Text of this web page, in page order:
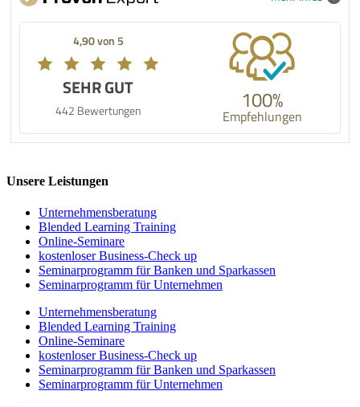
4,90 von 5
SEHR GUT
442 Bewertungen 100%
Empfehlungen
Unsere Leistungen
Unternehmens­beratung
Blended Learning Training
Online-Seminare
kostenloser Business-Check up
Seminarprogramm für Banken und Sparkassen
Seminarprogramm für Unternehmen
Unternehmens­beratung
Blended Learning Training
Online-Seminare
kostenloser Business-Check up
Seminarprogramm für Banken und Sparkassen
Seminarprogramm für Unternehmen